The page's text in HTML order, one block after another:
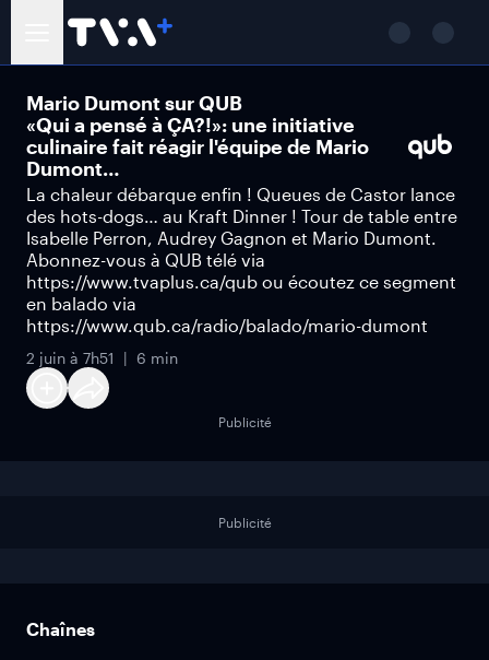
Mario Dumont sur QUB
«Qui a pensé à ÇA?!»: une initiative
culinaire fait réagir l'équipe de Mario
Dumont…
La chaleur débarque enfin ! Queues de Castor lance
des hots-dogs… au Kraft Dinner ! Tour de table entre
Isabelle Perron, Audrey Gagnon et Mario Dumont.
Abonnez-vous à QUB télé via
https://www.tvaplus.ca/qub ou écoutez ce segment
en balado via
https://www.qub.ca/radio/balado/mario-dumont
2 juin à 7h51 6 min
Publicité
Publicité
Chaînes